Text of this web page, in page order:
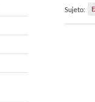
Sujeto: